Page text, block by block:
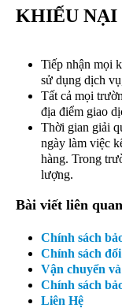
KHIẾU NẠI
Tiếp nhận mọi
sử dụng dịch
Tất cả mọi
địa điểm giao
Thời gian giải
ngày làm việc
hàng. Trong
lượng.
Bài viết liên quan
Chính sách
Chính sách
Vận chuyển
Chính sách
Liên Hệ